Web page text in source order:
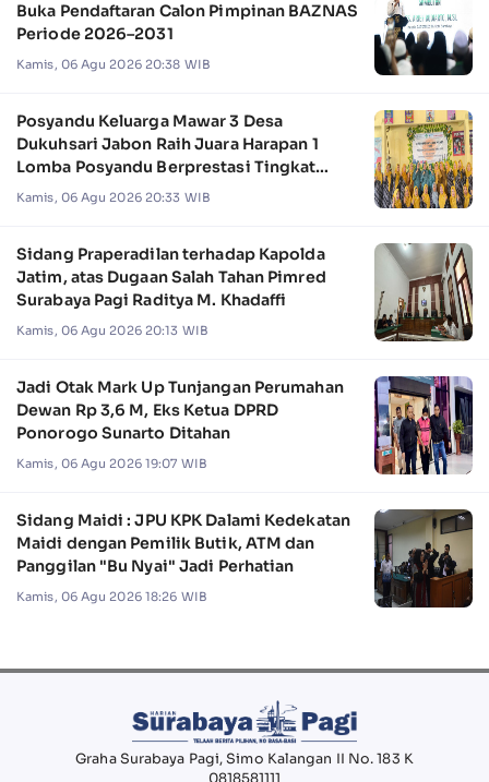
Buka Pendaftaran Calon Pimpinan BAZNAS
Periode 2026–2031
Kamis, 06 Agu 2026 20:38 WIB
Posyandu Keluarga Mawar 3 Desa
Dukuhsari Jabon Raih Juara Harapan 1
Lomba Posyandu Berprestasi Tingkat
Jawa Timur 2026
Kamis, 06 Agu 2026 20:33 WIB
Sidang Praperadilan terhadap Kapolda
Jatim, atas Dugaan Salah Tahan Pimred
Surabaya Pagi Raditya M. Khadaffi
Kamis, 06 Agu 2026 20:13 WIB
Jadi Otak Mark Up Tunjangan Perumahan
Dewan Rp 3,6 M, Eks Ketua DPRD
Ponorogo Sunarto Ditahan
Kamis, 06 Agu 2026 19:07 WIB
Sidang Maidi : JPU KPK Dalami Kedekatan
Maidi dengan Pemilik Butik, ATM dan
Panggilan "Bu Nyai" Jadi Perhatian
Kamis, 06 Agu 2026 18:26 WIB
Graha Surabaya Pagi, Simo Kalangan II No. 183 K